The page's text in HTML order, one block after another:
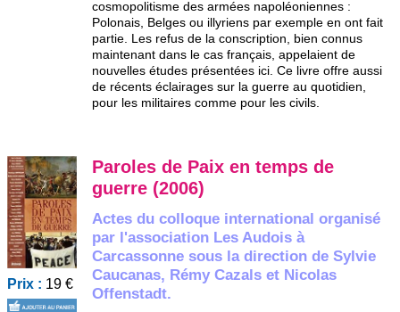
cosmopolitisme des armées napoléoniennes :
Polonais, Belges ou illyriens par exemple en ont fait
partie. Les refus de la conscription, bien connus
maintenant dans le cas français, appelaient de
nouvelles études présentées ici. Ce livre offre aussi
de récents éclairages sur la guerre au quotidien,
pour les militaires comme pour les civils.
Prix : 19 €
Paroles de Paix en temps de
guerre (2006)
Actes du colloque international organisé
par l'association Les Audois à
Carcassonne sous la direction de Sylvie
Caucanas, Rémy Cazals et Nicolas
Offenstadt.